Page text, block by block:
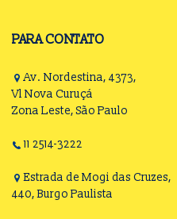
PARA CONTATO
Av. Nordestina, 4373,
Vl Nova Curuçá
Zona Leste, São Paulo
11 2514-3222
Estrada de Mogi das Cruzes,
440, Burgo Paulista